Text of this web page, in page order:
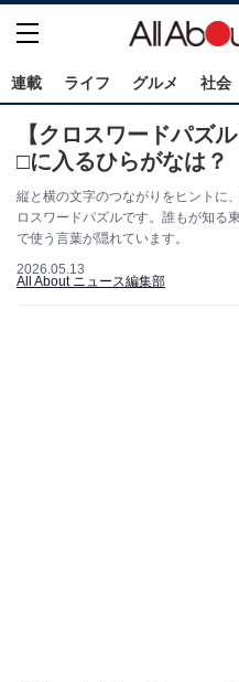
連載 ライフ グルメ 社会
【クロスワードパズ
□に入るひらがなは？
縦と横の文字のつながりをヒントに
ロスワードパズルです。誰もが知る
で使う言葉が隠れています。
2026.05.13
All About ニュース編集部